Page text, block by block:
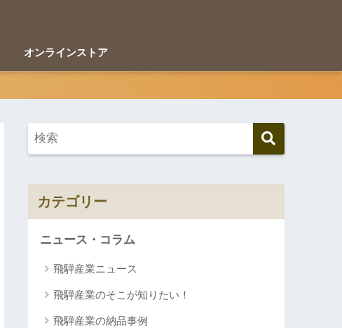
オンラインストア
カテゴリー
ニュース・コラム
飛騨産業ニュース
飛騨産業のそこが知りたい！
飛騨産業の納品事例